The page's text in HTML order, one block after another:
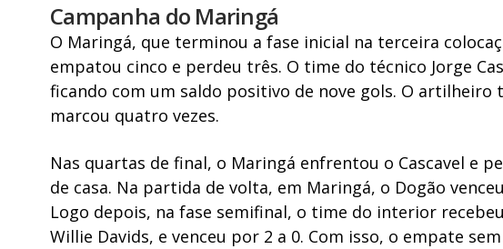
Campanha do Maringá
O Maringá, que terminou a fase inicial na terceira
empatou cinco e perdeu três. O time do técnico Jorge
ficando com um saldo positivo de nove gols. O artilheiro
marcou quatro vezes.
Nas quartas de final, o Maringá enfrentou o Cascavel e
de casa. Na partida de volta, em Maringá, o Dogão
Logo depois, na fase semifinal, o time do interior
Willie Davids, e venceu por 2 a 0. Com isso, o empate